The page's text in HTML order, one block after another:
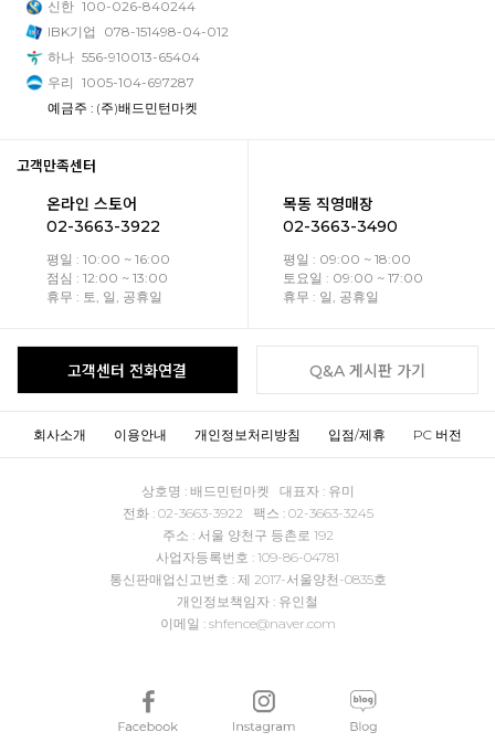
신한 100-026-840244
IBK기업
078-151498-04-012
하나 556-910013-65404
우리 1005-104-697287
예금주 : (주)배드민턴마켓
고객만족센터
온라인 스토어
02-3663-3922
평일 : 10:00 ~ 16:00
점심 : 12:00 ~ 13:00
휴무 : 토, 일, 공휴일
목동 직영매장
02-3663-3490
평일 : 09:00 ~ 18:00
토요일 : 09:00 ~ 17:00
휴무 : 일, 공휴일
고객센터 전화연결 Q&A 게시판 가기
회사소개 이용안내 개인정보처리방침 입점/제휴 PC 버전
상호명 : 배드민턴마켓 대표자 : 유미
전화 : 02-3663-3922 팩스 : 02-3663-3245
주소 : 서울 양천구 등촌로 192
사업자등록번호 : 109-86-04781
통신판매업신고번호 : 제 2017-서울양천-0835호
개인정보책임자 : 유인철
이메일 : shfence@naver.com